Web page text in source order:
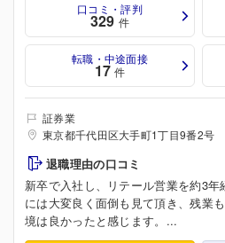
口コミ・評判
329 件
転職・中途面接
17 件
証券業
東京都千代田区大手町1丁目9番2号
退職理由の口コミ
新卒で入社し、リテール営業を約3年
には大変良く面倒も見て頂き、残業
境は良かったと感じます。...